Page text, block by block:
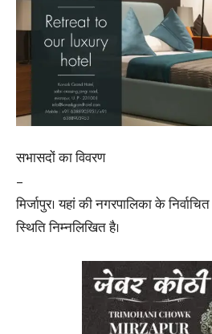
सभासदों का विवरण
–
मिर्जापुर। यहां की नगरपालिका के
स्थिति निम्नलिखित है।